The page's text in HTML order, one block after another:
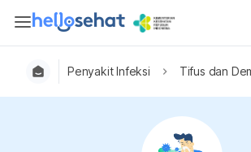
Penyakit Infeksi Tifus dan